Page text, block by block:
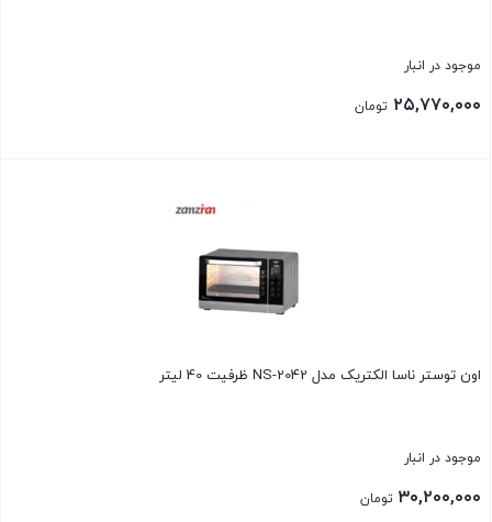
موجود در انبار
۲۵,۷۷۰,۰۰۰ تومان
اون توستر ناسا الکتریک مدل NS-2042 ظرفیت 40 لیتر
موجود در انبار
۳۰,۲۰۰,۰۰۰ تومان